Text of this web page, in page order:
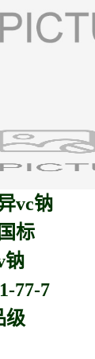
vc钠
标
钠
77-7
级